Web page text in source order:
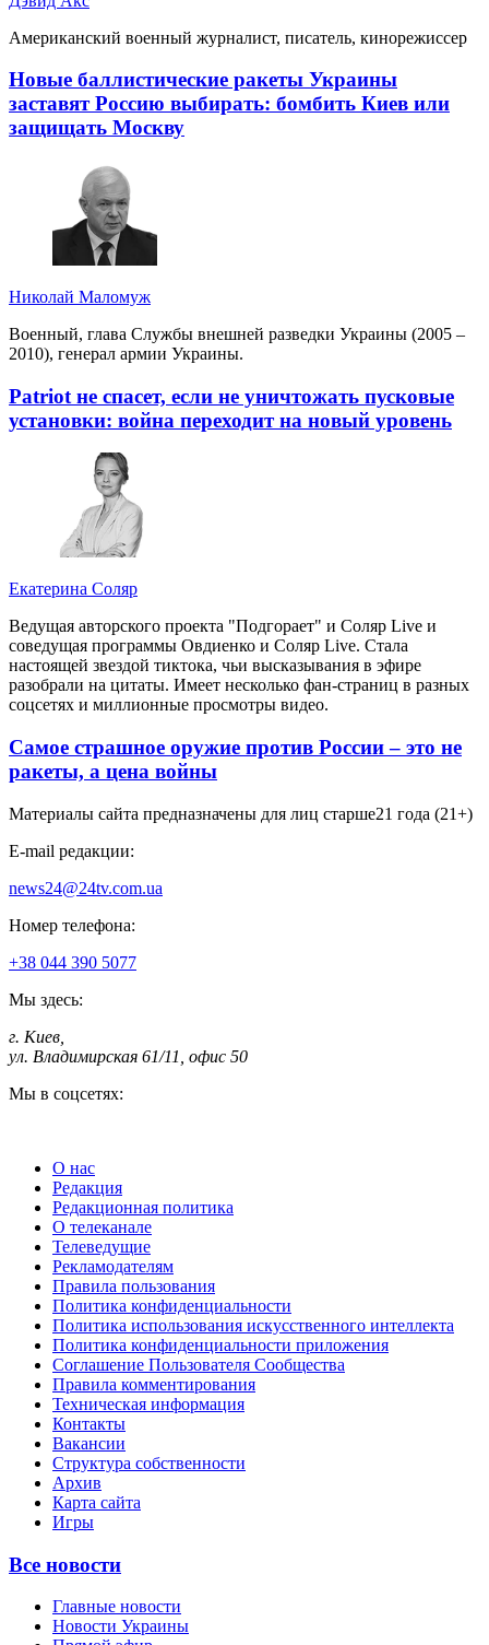
Американский военный журналист, писатель, кинорежиссер
Новые баллистические ракеты Украины
заставят Россию выбирать: бомбить Киев или
защищать Москву
Николай Маломуж
Военный, глава Службы внешней разведки Украины (2005 –
2010), генерал армии Украины.
Patriot не спасет, если не уничтожать пусковые
установки: война переходит на новый уровень
Екатерина Соляр
Ведущая авторского проекта "Подгорает" и Соляр Live и
соведущая программы Овдиенко и Соляр Live. Стала
настоящей звездой тиктока, чьи высказывания в эфире
разобрали на цитаты. Имеет несколько фан-страниц в разных
соцсетях и миллионные просмотры видео.
Самое страшное оружие против России – это не
ракеты, а цена войны
Материалы сайта предназначены для лиц старше21 года (21+)
E-mail редакции:
news24@24tv.com.ua
Номер телефона:
+38 044 390 5077
Мы здесь:
г. Киев
ул. Владимирская 61/11, офис 50
Мы в соцсетях:
О нас
Редакция
Редакционная политика
О телеканале
Телеведущие
Рекламодателям
Правила пользования
Политика конфиденциальности
Политика использования искусственного интеллекта
Политика конфиденциальности приложения
Соглашение Пользователя Сообщества
Правила комментирования
Техническая информация
Контакты
Вакансии
Структура собственности
Архив
Карта сайта
Игры
Все новости
Главные новости
Новости Украины